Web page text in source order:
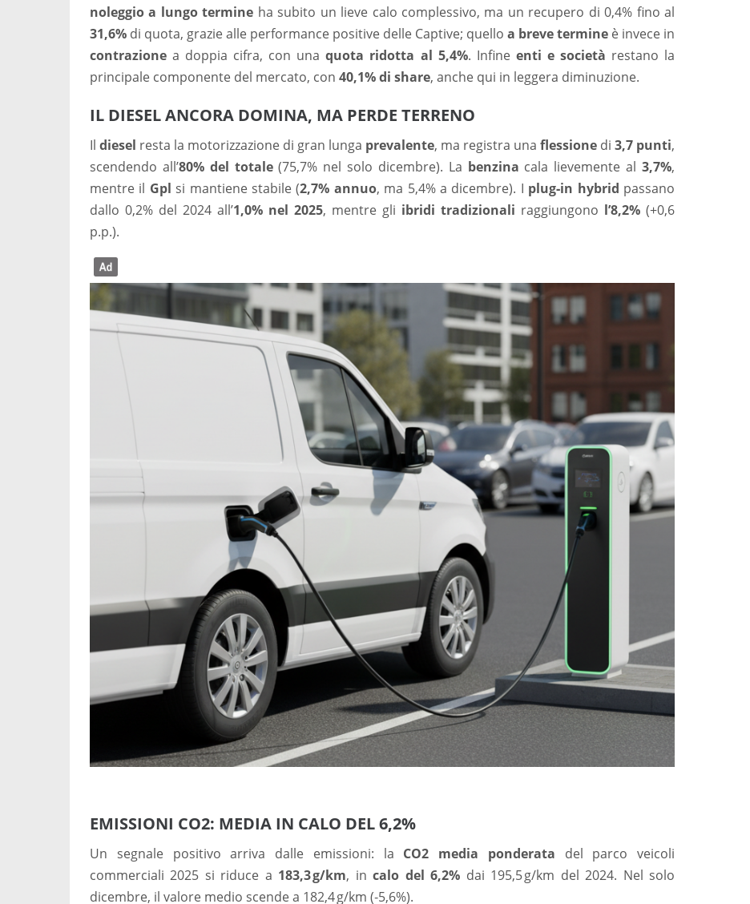
noleggio a lungo termine ha subito un lieve calo complessivo, ma un recupero di 0,4% fino al
31,6% di quota, grazie alle performance positive delle Captive; quello a breve termine è invece in
contrazione a doppia cifra, con unaquota ridotta al 5,4%. Infine enti e società restano la
principale componente del mercato, con 40,1% di share, anche qui in leggera diminuzione.
IL DIESEL ANCORA DOMINA, MA PERDE TERRENO
Il diesel resta la motorizzazione di gran lunga prevalente, ma registra una flessione di 3,7 punti,
scendendo all’80% del totale(75,7% nel solo dicembre). La benzina cala lievemente al3,7%,
mentre il Gpl si mantiene stabile (2,7% annuo, ma 5,4% a dicembre). I plug‑in hybrid passano
dallo 0,2% del 2024 all’1,0% nel 2025, mentre gli ibridi tradizionali raggiungono l’8,2% (+0,6
p.p.).
EMISSIONI CO2: MEDIA IN CALO DEL 6,2%
Un segnale positivo arriva dalle emissioni: la CO2 media ponderata del parco veicoli
commerciali 2025 si riduce a 183,3 g/km, incalo del 6,2% dai 195,5 g/km del 2024. Nel solo
dicembre, il valore medio scende a 182,4 g/km (‑5,6%).